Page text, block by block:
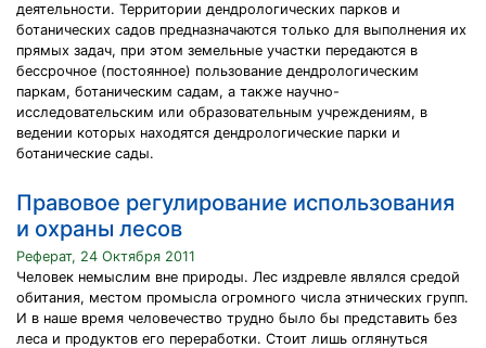
деятельности. Территории дендрологических парков и
ботанических садов предназначаются только для выполнения их
прямых задач, при этом земельные участки передаются в
бессрочное (постоянное) пользование дендрологическим
паркам, ботаническим садам, а также научно-
исследовательским или образовательным учреждениям, в
ведении которых находятся дендрологические парки и
ботанические сады.
Правовое регулирование использования
и охраны лесов
Реферат, 24 Октября 2011
Человек немыслим вне природы. Лес издревле являлся средой
обитания, местом промысла огромного числа этнических групп.
И в наше время человечество трудно было бы представить без
леса и продуктов его переработки. Стоит лишь оглянуться